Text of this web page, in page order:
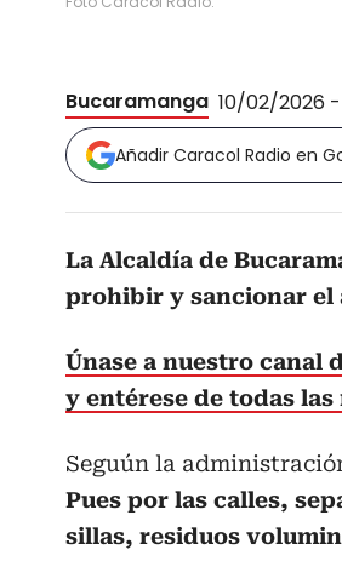
Bucaramanga 10/02/2026 -
Añadir Caracol Radio en
La Alcaldía de
prohibir y sancionar el
Únase a nuestro canal
y entérese de todas
Seguún la
Pues por las calles,
sillas, residuos